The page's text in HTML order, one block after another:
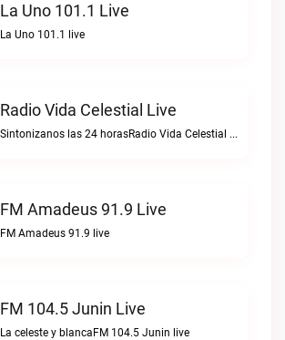
La Uno 101.1 Live
La Uno 101.1 live
Radio Vida Celestial Live
Sintonizanos las 24 horasRadio Vida Celestial live
FM Amadeus 91.9 Live
FM Amadeus 91.9 live
FM 104.5 Junin Live
La celeste y blancaFM 104.5 Junin live